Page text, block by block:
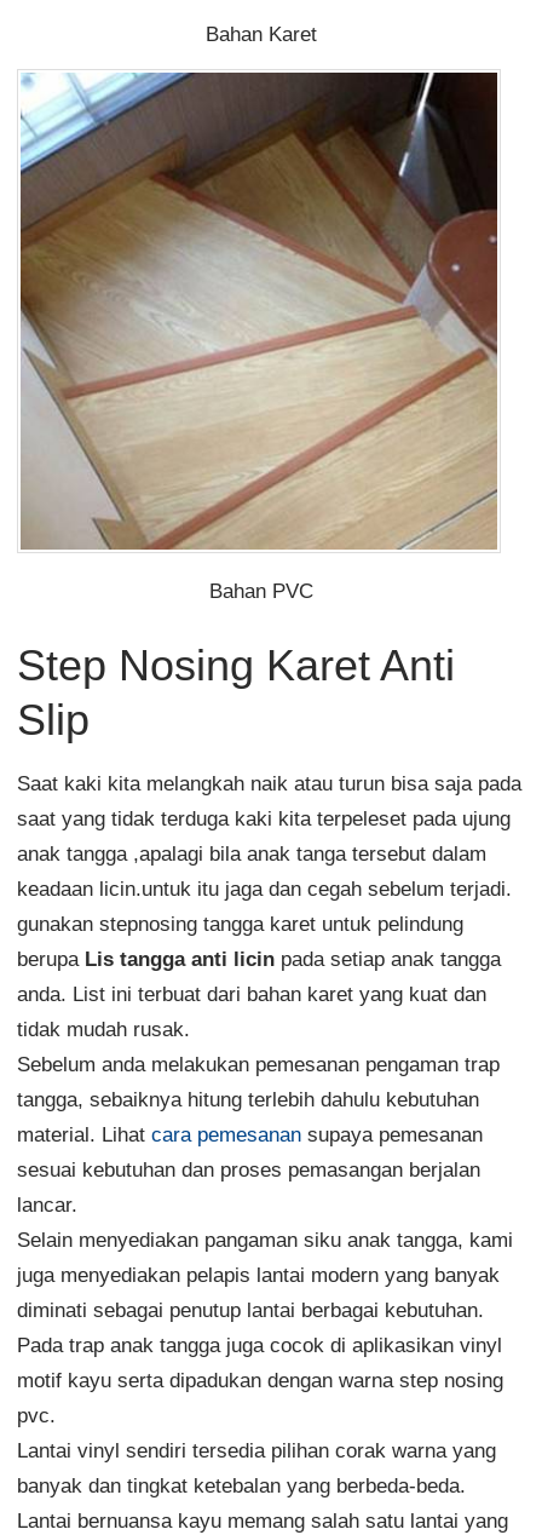
Bahan Karet
Bahan PVC
Step Nosing Karet Anti
Slip
Saat kaki kita melangkah naik atau turun bisa saja pada
saat yang tidak terduga kaki kita terpeleset pada ujung
anak tangga ,apalagi bila anak tanga tersebut dalam
keadaan licin.untuk itu jaga dan cegah sebelum terjadi.
gunakan stepnosing tangga karet untuk pelindung
berupa Lis tangga anti licinpada setiap anak tangga
anda. List ini terbuat dari bahan karet yang kuat dan
tidak mudah rusak.
Sebelum anda melakukan pemesanan pengaman trap
tangga, sebaiknya hitung terlebih dahulu kebutuhan
material. Lihat cara pemesanansupaya pemesanan
sesuai kebutuhan dan proses pemasangan berjalan
lancar.
Selain menyediakan pangaman siku anak tangga, kami
juga menyediakan pelapis lantai modern yang banyak
diminati sebagai penutup lantai berbagai kebutuhan.
Pada trap anak tangga juga cocok di aplikasikan vinyl
motif kayu serta dipadukan dengan warna step nosing
pvc.
Lantai vinyl sendiri tersedia pilihan corak warna yang
banyak dan tingkat ketebalan yang berbeda-beda.
Lantai bernuansa kayu memang salah satu lantai yang